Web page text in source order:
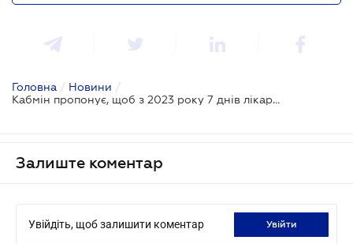
Головна / Новини /
Кабмін пропонує, щоб з 2023 року 7 днів лікарняного оплачував роботодавець: проєкт у Раді
Залиште коментар
Увійдіть, щоб залишити коментар увійти